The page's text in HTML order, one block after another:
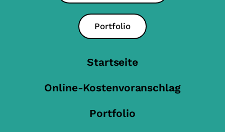
Portfolio
Startseite
Online-Kostenvoranschlag
Portfolio